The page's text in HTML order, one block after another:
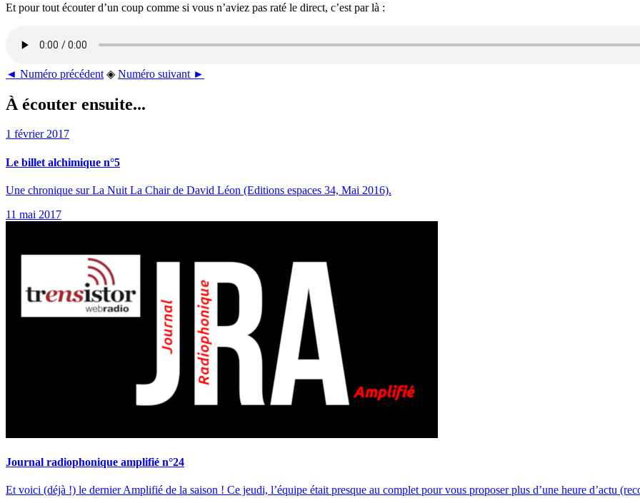
Et pour tout écouter d’un coup comme si vous n’aviez pas raté le direct, c’est par là :
◄ Numéro précédent ◈ Numéro suivant ►
À écouter ensuite...
1 février 2017
Le billet alchimique n°5
Une chronique sur La Nuit La Chair de David Léon (Editions espaces 34, Mai 2016).
11 mai 2017
Journal radiophonique amplifié n°24
Et voici (déjà !) le dernier Amplifié de la saison ! Ce jeudi, l’équipe était presque au complet pour vous proposer plus d’une heure d’actu